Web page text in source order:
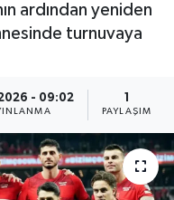
ardından yeniden
turnuvaya
- 09:02
PAYLAŞIM